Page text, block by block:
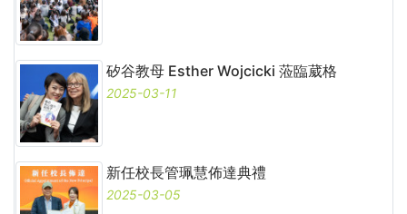
矽谷教母 Esther Wojcicki 蒞臨葳格
2025-03-11
新任校長管珮慧佈達典禮
2025-03-05